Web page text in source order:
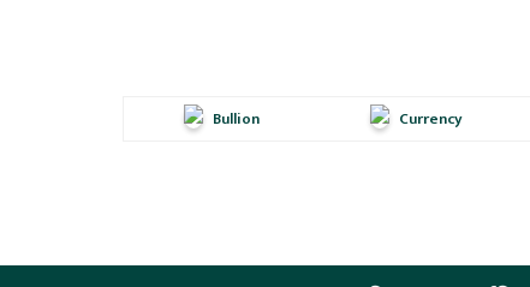
Bullion Currency